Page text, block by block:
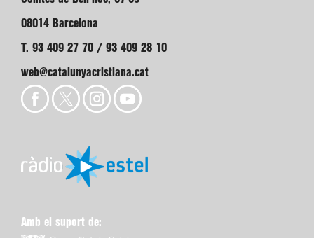
08014 Barcelona
T. 93 409 27 70 / 93 409 28 10
web@catalunyacristiana.cat
Amb el suport de: